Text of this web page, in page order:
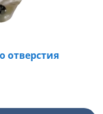
отверстия